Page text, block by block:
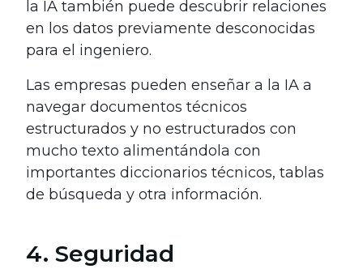
la IA también puede descubrir relaciones
en los datos previamente desconocidas
para el ingeniero.
Las empresas pueden enseñar a la IA a
navegar documentos técnicos
estructurados y no estructurados con
mucho texto alimentándola con
importantes diccionarios técnicos, tablas
de búsqueda y otra información.
4. Seguridad